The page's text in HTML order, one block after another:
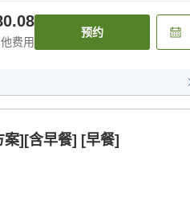
费用
预约
][含早餐] [早餐]